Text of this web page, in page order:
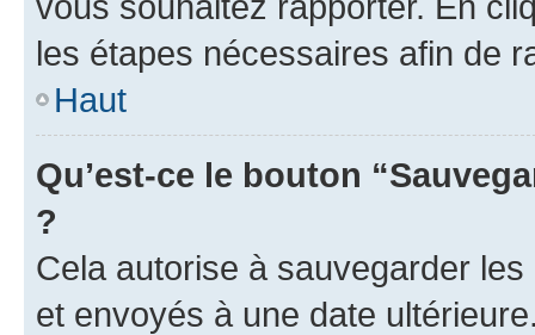
les étapes nécessaires afin de
Haut
Qu’est-ce le bouton
?
Cela autorise à sauvegarder
et envoyés à une date